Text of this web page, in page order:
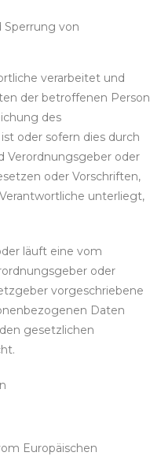
von
verarbeitet und
der betroffenen Person
des
oder sofern dies durch
Verordnungsgeber oder
oder Vorschriften,
unterliegt,
läuft eine vom
oder
vorgeschriebene
Daten
gesetzlichen
Europäischen